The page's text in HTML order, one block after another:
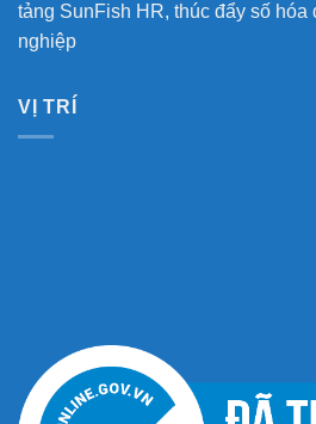
tảng SunFish HR, thúc đẩy số hóa
nghiệp
VỊ TRÍ